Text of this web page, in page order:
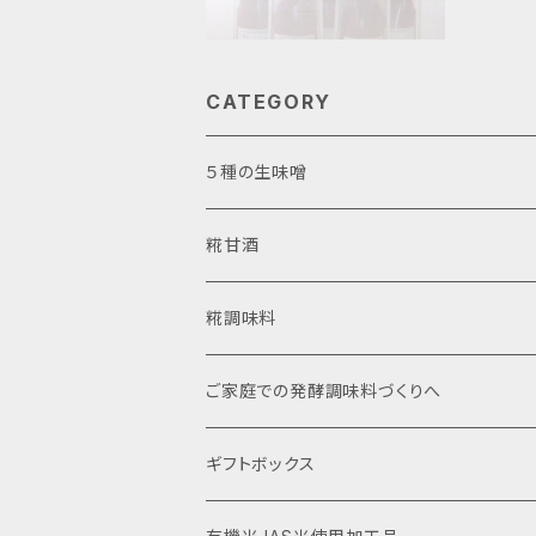
CATEGORY
５種の生味噌
お試しアソート
使いやすいカップ入り
自宅で詰め替え袋入り
糀甘酒
濃縮タイプ
ストレートタイプ
糀調味料
ご家庭での発酵調味料づくりへ
ギフトボックス